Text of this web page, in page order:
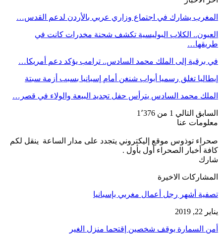
المغرب يشارك في اجتماع وزاري عربي بالأردن لدعم القدس…
العيون.. الكلاب البوليسية تكشف شحنة مخدرات كانت في
طريقها…
في برقية إلى الملك محمد السادس.. ترامب يؤكد دعم أمريكا…
إيطاليا تغلق رسميا أبواب شنغن أمام إسبانيا بسبب أزمة سبتة
الملك محمد السادس يترأس حفل تجديد البيعة والولاء في قصر…
السابق التالي 1 من 1٬376
معلومات عنا
صحراء توذوس موقع إليكتروني يتجدد على مدار الساعة ينقل لكم
كافة أخبار الصحراء أول بأول .
شارك
المشاركات الاخيرة
تصفية أشهر رجل أعمال مغربي بإسبانيا
يناير 22, 2019
أمن السمارة يوقف شخصين إقتحما منزل الغير